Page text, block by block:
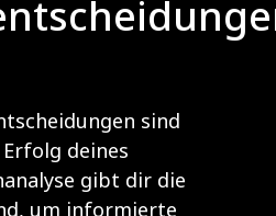
sind
deines
gibt dir die
um informierte